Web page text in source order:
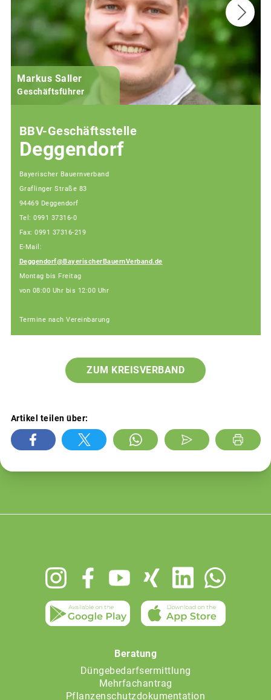
Markus Saller
Geschäftsführer
BBV-Geschäftsstelle
Deggendorf
Bayerischer Bauernverband
Graflinger Straße 83
94469 Deggendorf
Tel: 0991 37316-0
Fax: 0991 37316-219
E-Mail:
Deggendorf@BayerischerBauernVerband.de
Montag bis Freitag
von 08:00 Uhr bis 12:00 Uhr
Termine nach Vereinbarung
ZUM KREISVERBAND
Artikel teilen über:
Beratung
Düngebedarfsermittlung
Mehrfachantrag
Pflanzenschutzdokumentation